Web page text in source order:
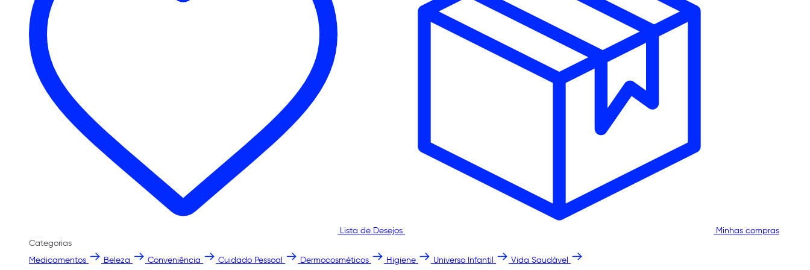
Lista de Desejos
Minhas compras
Categorias
Medicamentos
Beleza Conveniência Cuidado Pessoal Dermocosméticos Higiene Universo Infantil Vida Saudável